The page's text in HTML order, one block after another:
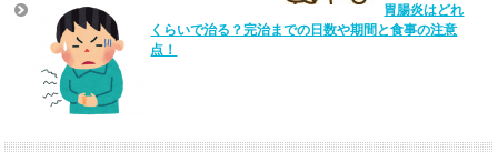
胃腸炎はどれ
くらいで治る？完治までの日数や期間と食事の注意
点！